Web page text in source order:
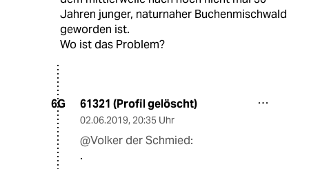
Jahren junger, naturnaher Buchenmischwald
geworden ist.
Wo ist das Problem?
6G 61321 (Profil gelöscht)
02.06.2019, 20:35 Uhr
@Volker der Schmied:
.